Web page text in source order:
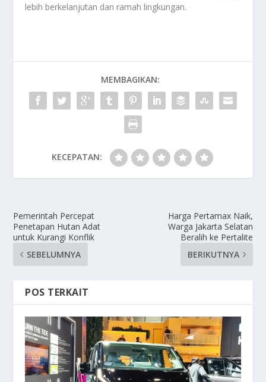
lebih berkelanjutan dan ramah lingkungan.
MEMBAGIKAN:
KECEPATAN:
Pemerintah Percepat
Penetapan Hutan Adat
untuk Kurangi Konflik
SEBELUMNYA
Harga Pertamax Naik,
Warga Jakarta Selatan
Beralih ke Pertalite
BERIKUTNYA
POS TERKAIT